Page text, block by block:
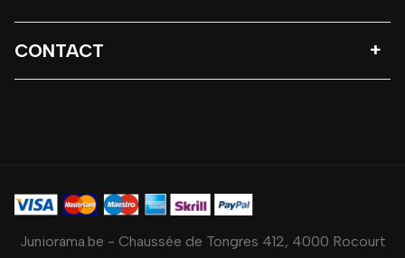
CONTACT
Juniorama.be - Chaussée de Tongres 412, 4000 Rocourt